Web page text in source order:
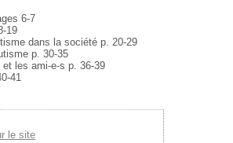
6-7
19
dans la société p. 20-29
p. 30-35
les ami-e-s p. 36-39
41
le site